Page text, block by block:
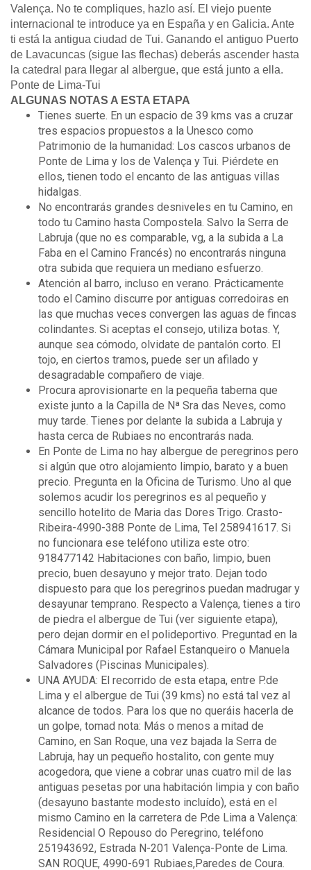
Valença. No te compliques, hazlo así. El viejo puente
internacional te introduce ya en España y en Galicia. Ante
ti está la antigua ciudad de Tui. Ganando el antiguo Puerto
de Lavacuncas (sigue las flechas) deberás ascender hasta
la catedral para llegar al albergue, que está junto a ella.
Ponte de Lima-Tui
ALGUNAS NOTAS A ESTA ETAPA
Tienes suerte. En un espacio de 39 kms vas a cruzar
tres espacios propuestos a la Unesco como
Patrimonio de la humanidad: Los cascos urbanos de
Ponte de Lima y los de Valença y Tui. Piérdete en
ellos, tienen todo el encanto de las antiguas villas
hidalgas.
No encontrarás grandes desniveles en tu Camino, en
todo tu Camino hasta Compostela. Salvo la Serra de
Labruja (que no es comparable, vg, a la subida a La
Faba en el Camino Francés) no encontrarás ninguna
otra subida que requiera un mediano esfuerzo.
Atención al barro, incluso en verano. Prácticamente
todo el Camino discurre por antiguas corredoiras en
las que muchas veces convergen las aguas de fincas
colindantes. Si aceptas el consejo, utiliza botas. Y,
aunque sea cómodo, olvidate de pantalón corto. El
tojo, en ciertos tramos, puede ser un afilado y
desagradable compañero de viaje.
Procura aprovisionarte en la pequeña taberna que
existe junto a la Capilla de Nª Sra das Neves, como
muy tarde. Tienes por delante la subida a Labruja y
hasta cerca de Rubiaes no encontrarás nada.
En Ponte de Lima no hay albergue de peregrinos pero
si algún que otro alojamiento limpio, barato y a buen
precio. Pregunta en la Oficina de Turismo. Uno al que
solemos acudir los peregrinos es al pequeño y
sencillo hotelito de Maria das Dores Trigo. Crasto-
Ribeira-4990-388 Ponte de Lima, Tel 258941617. Si
no funcionara ese teléfono utiliza este otro:
918477142 Habitaciones con baño, limpio, buen
precio, buen desayuno y mejor trato. Dejan todo
dispuesto para que los peregrinos puedan madrugar y
desayunar temprano. Respecto a Valença, tienes a tiro
de piedra el albergue de Tui (ver siguiente etapa),
pero dejan dormir en el polideportivo. Preguntad en la
Cámara Municipal por Rafael Estanqueiro o Manuela
Salvadores (Piscinas Municipales).
UNA AYUDA: El recorrido de esta etapa, entre P.de
Lima y el albergue de Tui (39 kms) no está tal vez al
alcance de todos. Para los que no queráis hacerla de
un golpe, tomad nota: Más o menos a mitad de
Camino, en San Roque, una vez bajada la Serra de
Labruja, hay un pequeño hostalito, con gente muy
acogedora, que viene a cobrar unas cuatro mil de las
antiguas pesetas por una habitación limpia y con baño
(desayuno bastante modesto incluído), está en el
mismo Camino en la carretera de P.de Lima a Valença:
Residencial O Repouso do Peregrino, teléfono
251943692, Estrada N-201 Valença-Ponte de Lima.
SAN ROQUE, 4990-691 Rubiaes,Paredes de Coura.